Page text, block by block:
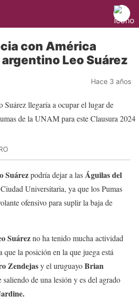
con América
Leo Suárez
Hace 3 años
Suárezpodría dejar a lasÁguilas del
Universitaria, ya que los Pumas
ofensivo para suplir la baja de
Suárezno ha tenido mucha actividad
la posición en la que juega está
Zendejasy el uruguayoBrian
saliendo de una lesión y es del agrado